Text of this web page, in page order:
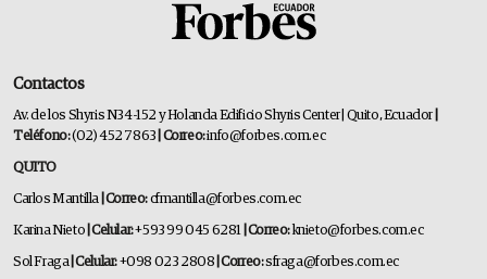
Contactos
Av. de los Shyris N34-152 y Holanda Edificio Shyris Center | Quito, Ecuador
Teléfono:(02) 452 7863 | Correo:info@forbes.com.ec
QUITO
Carlos Mantilla | Correo:cfmantilla@forbes.com.ec
Karina Nieto | Celular:+593 99 045 6281 | Correo: knieto@forbes.com.ec
Sol Fraga | Celular:+098 023 2808 | Correo:sfraga@forbes.com.ec